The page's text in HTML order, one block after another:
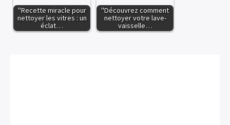
"Recette miracle pour
nettoyer les vitres : un
éclat…
"Découvrez comment
nettoyer votre lave-
vaisselle…